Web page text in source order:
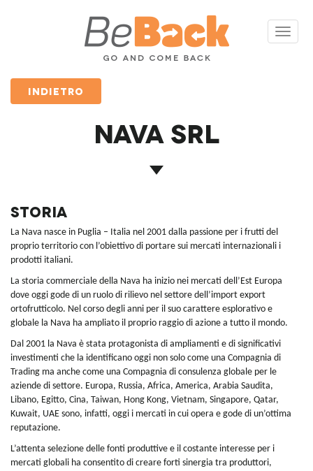
Toggle
INDIETRO
NAVA srl
Storia
La Nava nasce in Puglia – Italia nel 2001 dalla passione per i frutti del
proprio territorio con l’obiettivo di portare sui mercati internazionali i
prodotti italiani.
La storia commerciale della Nava ha inizio nei mercati dell’Est Europa
dove oggi gode di un ruolo di rilievo nel settore dell’import export
ortofrutticolo. Nel corso degli anni per il suo carattere esplorativo e
globale la Nava ha ampliato il proprio raggio di azione a tutto il mondo.
Dal 2001 la Nava è stata protagonista di ampliamenti e di significativi
investimenti che la identificano oggi non solo come una Compagnia di
Trading ma anche come una Compagnia di consulenza globale per le
aziende di settore. Europa, Russia, Africa, America, Arabia Saudita,
Libano, Egitto, Cina, Taiwan, Hong Kong, Vietnam, Singapore, Qatar,
Kuwait, UAE sono, infatti, oggi i mercati in cui opera e gode di un’ottima
reputazione.
L’attenta selezione delle fonti produttive e il costante interesse per i
mercati globali ha consentito di creare forti sinergia tra produttori,